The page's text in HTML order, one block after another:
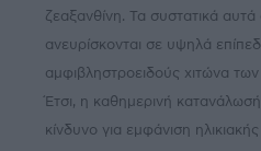
ζεαξανθίνη. Τα συστατικά
ανευρίσκονται σε υψηλά
αμφιβληστροειδούς χιτώνα
Έτσι, η καθημερινή
κίνδυνο για εμφάνιση